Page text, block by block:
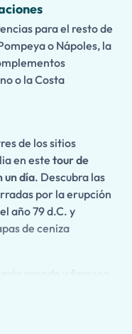
para el resto de
o Nápoles, la
o la Costa
de los sitios
en este tour de
un día. Descubra las
por la erupción
año 79 d.C. y
de ceniza
por calles
tiendas y edificios